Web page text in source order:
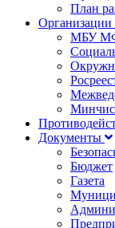
План
Организации
МБУ
Документы
Бюджет
Газета